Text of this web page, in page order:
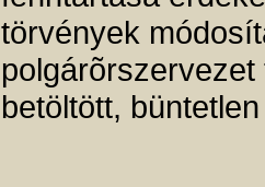
törvények
betöltött,